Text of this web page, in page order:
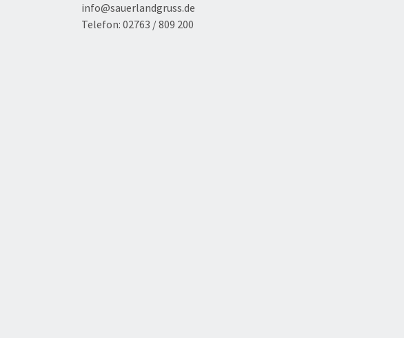
info@sauerlandgruss.de
Telefon: 02763 / 809 200